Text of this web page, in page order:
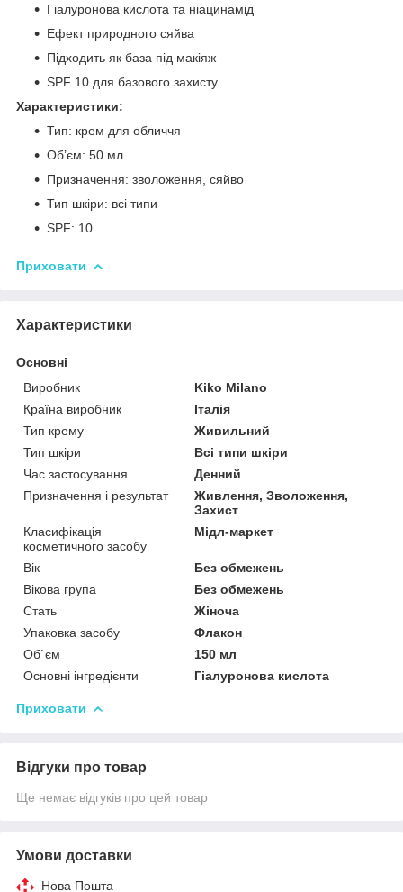
Гіалуронова кислота та ніацинамід
Ефект природного сяйва
Підходить як база під макіяж
SPF 10 для базового захисту
Характеристики:
Тип: крем для обличчя
Об’єм: 50 мл
Призначення: зволоження, сяйво
Тип шкіри: всі типи
SPF: 10
Приховати
Характеристики
Основні
Виробник
Kiko Milano
Країна виробник
Італія
Тип крему
Живильний
Тип шкіри
Всі типи шкіри
Час застосування
Денний
Призначення і результат
Живлення, Зволоження,
Захист
Класифікація
косметичного засобу
Мідл-маркет
Вік
Без обмежень
Вікова група
Без обмежень
Стать
Жіноча
Упаковка засобу
Флакон
Об`єм
150 мл
Основні інгредієнти
Гіалуронова кислота
Приховати
Відгуки про товар
Ще немає відгуків про цей товар
Умови доставки
Нова Пошта